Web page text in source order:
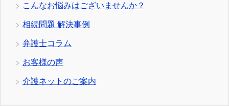
こんなお悩みはございませんか？
相続問題 解決事例
弁護士コラム
お客様の声
介護ネットのご案内